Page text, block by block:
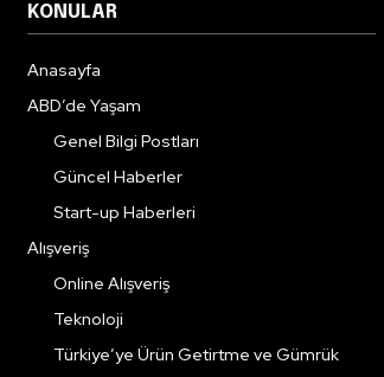
KONULAR
Anasayfa
ABD’de Yaşam
Genel Bilgi Postları
Güncel Haberler
Start-up Haberleri
Alışveriş
Online Alışveriş
Teknoloji
Türkiye’ye Ürün Getirtme ve Gümrük